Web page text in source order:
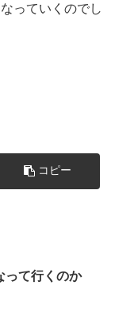
っていくのでし
コピー
って行くのか